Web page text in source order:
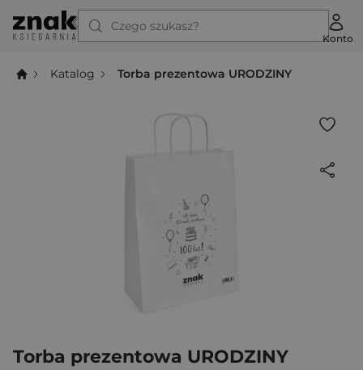
Czego szukasz?
Konto
Katalog Torba prezentowa URODZINY
Torba prezentowa URODZINY